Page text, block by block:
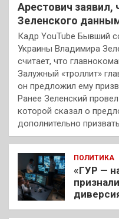
Арестович
Зеленского
Кадр YouTube Бывший
Украины Владимира
считает, что
Залужный «троллит»
он предложил ему
Ранее Зеленский
которой сказал о
дополнительно
ПОЛИТИКА
«ГУР —